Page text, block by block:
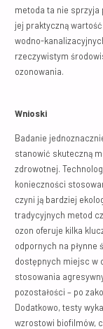
metoda ta nie sprzyja
jej praktyczną
wodno-
rzeczywistym
ozonowania.
Wnioski
Badanie
stanowić skuteczną
zdrowotnej.
konieczności
czyni ją bardziej
tradycyjnych metod
ozon oferuje kilka
odpornych na płynne
dostępnych miejsc w
stosowania
pozostałości – po
Dodatkowo, testy
wzrostowi biofilmów,